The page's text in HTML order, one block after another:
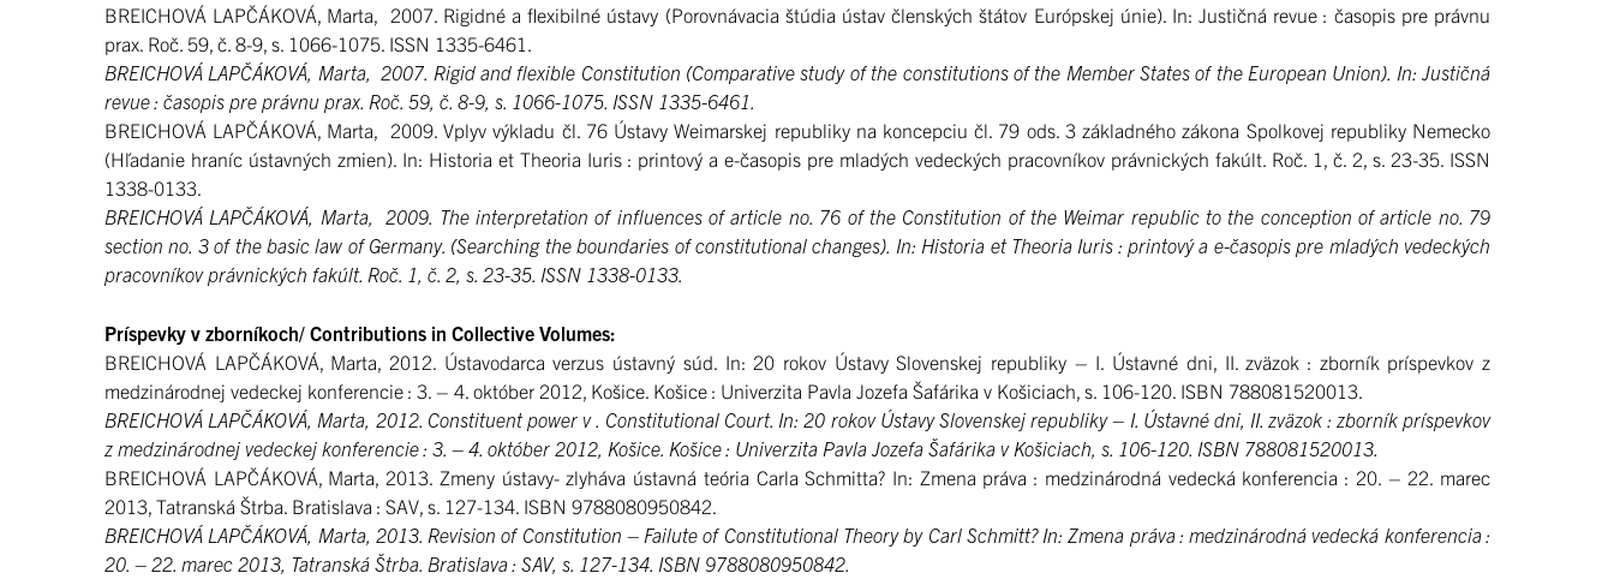
BREICHOVÁ LAPČÁKOVÁ, Marta, 2007. Rigidné a flexibilné ústavy (Porovnávacia štúdia ústav členských štátov Európskej únie). In: Justičná revue : časopis pre právnu
prax. Roč. 59, č. 8-9, s. 1066-1075. ISSN 1335-6461.
BREICHOVÁ LAPČÁKOVÁ, Marta, 2007. Rigid and flexible Constitution (Comparative study of the constitutions of the Member States of the European Union). In: Justičná
revue : časopis pre právnu prax. Roč. 59, č. 8-9, s. 1066-1075. ISSN 1335-6461.
BREICHOVÁ LAPČÁKOVÁ, Marta, 2009. Vplyv výkladu čl. 76 Ústavy Weimarskej republiky na koncepciu čl. 79 ods. 3 základného zákona Spolkovej republiky Nemecko
(Hľadanie hraníc ústavných zmien). In: Historia et Theoria Iuris : printový a e-časopis pre mladých vedeckých pracovníkov právnických fakúlt. Roč. 1, č. 2, s. 23-35. ISSN
1338-0133.
BREICHOVÁ LAPČÁKOVÁ, Marta, 2009. The interpretation of influences of article no. 76 of the Constitution of the Weimar republic to the conception of article no. 79
section no. 3 of the basic law of Germany. (Searching the boundaries of constitutional changes). In: Historia et Theoria Iuris : printový a e-časopis pre mladých vedeckých
pracovníkov právnických fakúlt. Roč. 1, č. 2, s. 23-35. ISSN 1338-0133.
Príspevky v zborníkoch/ Contributions in Collective Volumes:
BREICHOVÁ LAPČÁKOVÁ, Marta, 2012. Ústavodarca verzus ústavný súd. In: 20 rokov Ústavy Slovenskej republiky – I. Ústavné dni, II. zväzok : zborník príspevkov z
medzinárodnej vedeckej konferencie : 3. – 4. október 2012, Košice. Košice : Univerzita Pavla Jozefa Šafárika v Košiciach, s. 106-120. ISBN 788081520013.
BREICHOVÁ LAPČÁKOVÁ, Marta, 2012. Constituent power v . Constitutional Court. In: 20 rokov Ústavy Slovenskej republiky – I. Ústavné dni, II. zväzok : zborník príspevkov
z medzinárodnej vedeckej konferencie : 3. – 4. október 2012, Košice. Košice : Univerzita Pavla Jozefa Šafárika v Košiciach, s. 106-120. ISBN 788081520013.
BREICHOVÁ LAPČÁKOVÁ, Marta, 2013. Zmeny ústavy- zlyháva ústavná teória Carla Schmitta? In: Zmena práva : medzinárodná vedecká konferencia : 20. – 22. marec
2013, Tatranská Štrba. Bratislava : SAV, s. 127-134. ISBN 9788080950842.
BREICHOVÁ LAPČÁKOVÁ, Marta, 2013. Revision of Constitution – Failute of Constitutional Theory by Carl Schmitt? In: Zmena práva : medzinárodná vedecká konferencia :
20. – 22. marec 2013, Tatranská Štrba. Bratislava : SAV, s. 127-134. ISBN 9788080950842.